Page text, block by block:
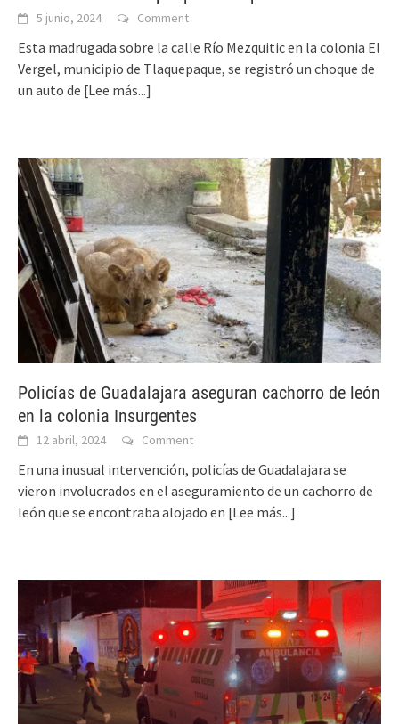
5 junio, 2024 Comment
Esta madrugada sobre la calle Río Mezquitic en la colonia El
Vergel, municipio de Tlaquepaque, se registró un choque de
un auto de [Lee más...]
Policías de Guadalajara aseguran cachorro de león
en la colonia Insurgentes
12 abril, 2024 Comment
En una inusual intervención, policías de Guadalajara se
vieron involucrados en el aseguramiento de un cachorro de
león que se encontraba alojado en [Lee más...]